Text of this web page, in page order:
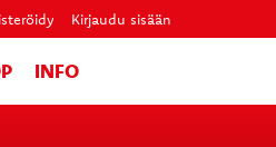
Kirjaudu sisään
INFO